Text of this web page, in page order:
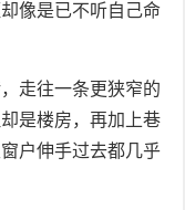
像是已不听自己命
走往一条更狭窄的
是楼房，再加上巷
户伸手过去都几乎